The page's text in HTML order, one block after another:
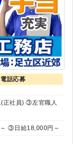
電話応募
正社員) ③左官職人
③日給18,000円～